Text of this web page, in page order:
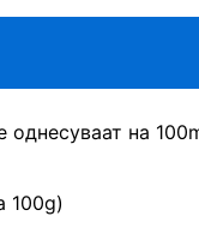
однесуваат на
100g)